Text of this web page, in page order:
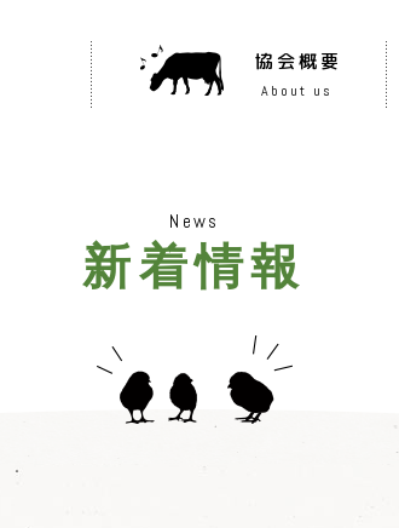
協会概要
About us
News
新着情報